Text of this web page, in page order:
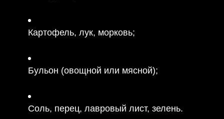
Картофель, лук, морковь;
Бульон (овощной или мясной);
Соль, перец, лавровый лист, зелень.